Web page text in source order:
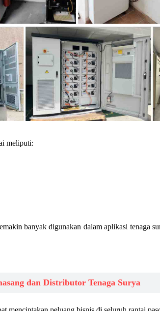
meliputi:
banyak digunakan dalam aplikasi tenaga
dan Distributor Tenaga Surya